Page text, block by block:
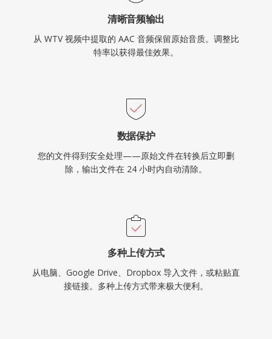
清晰音频输出
从 WTV 视频中提取的 AAC 音频保留原始音质。调整比
特率以获得最佳效果。
数据保护
您的文件得到安全处理——原始文件在转换后立即删
除，输出文件在 24 小时内自动清除。
多种上传方式
从电脑、Google Drive、Dropbox 导入文件，或粘贴直
接链接。多种上传方式带来极大便利。